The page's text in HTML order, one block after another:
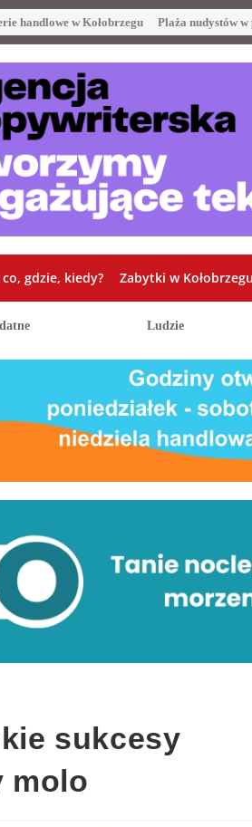
handlowe w Kołobrzegu Plaża nudystów
co, gdzie, kiedy? Zabytki w Kołobrzegu
Ludzie
sukcesy
molo